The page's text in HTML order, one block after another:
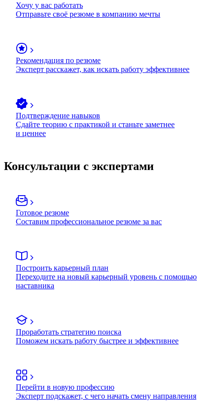
Хочу у вас работать
Отправьте своё резюме в компанию мечты
Рекомендация по резюме
Эксперт расскажет, как искать работу эффективнее
Подтверждение навыков
Сдайте теорию с практикой и станьте заметнее
и ценнее
Консультации с экспертами
Готовое резюме
Составим профессиональное резюме за вас
Построить карьерный план
Переходите на новый карьерный уровень с помощью
наставника
Проработать стратегию поиска
Поможем искать работу быстрее и эффективнее
Перейти в новую профессию
Эксперт подскажет, с чего начать смену направления